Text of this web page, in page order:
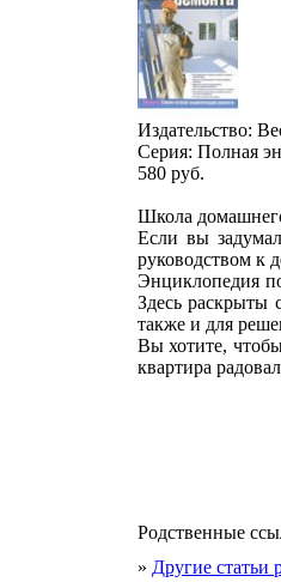
Издательство:
Серия: Полная
580 руб.
Школа
Если вы
руководством к
Энциклопедия
Здесь раскрыты
также и для
Вы хотите,
квартира
Родственные
» Другие статьи